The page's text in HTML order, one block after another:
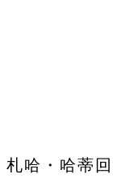
札哈・哈蒂